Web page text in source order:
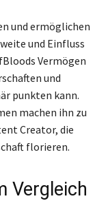
und ermöglichen
und Einfluss
Vermögen
und
punkten kann.
machen ihn zu
Creator, die
florieren.
Vergleich